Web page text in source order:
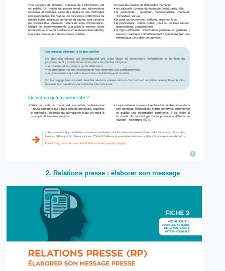
2. Relations presse : élaborer son message